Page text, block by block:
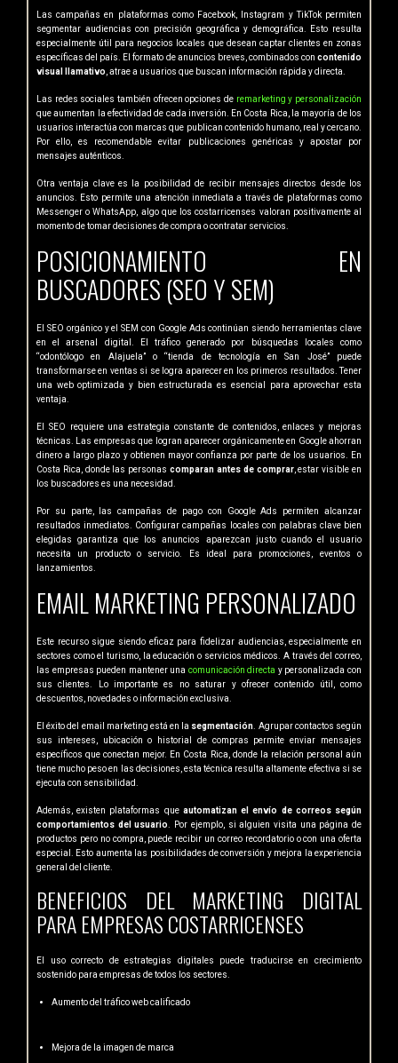
Las campañas en plataformas como Facebook, Instagram y TikTok permiten
segmentar audiencias con precisión geográfica y demográfica. Esto resulta
especialmente útil para negocios locales que desean captar clientes en zonas
específicas del país. El formato de anuncios breves, combinados con contenido
visual llamativo , atrae a usuarios que buscan información rápida y directa.
Las redes sociales también ofrecen opciones de remarketing y personalización
que aumentan la efectividad de cada inversión. En Costa Rica, la mayoría de los
usuarios interactúa con marcas que publican contenido humano, real y cercano.
Por ello, es recomendable evitar publicaciones genéricas y apostar por
mensajes auténticos.
Otra ventaja clave es la posibilidad de recibir mensajes directos desde los
anuncios. Esto permite una atención inmediata a través de plataformas como
Messenger o WhatsApp, algo que los costarricenses valoran positivamente al
momento de tomar decisiones de compra o contratar servicios.
POSICIONAMIENTO EN
BUSCADORES (SEO Y SEM)
El SEO orgánico y el SEM con Google Ads continúan siendo herramientas clave
en el arsenal digital. El tráfico generado por búsquedas locales como
“odontólogo en Alajuela” o “tienda de tecnología en San José” puede
transformarse en ventas si se logra aparecer en los primeros resultados. Tener
una web optimizada y bien estructurada es esencial para aprovechar esta
ventaja.
El SEO requiere una estrategia constante de contenidos, enlaces y mejoras
técnicas. Las empresas que logran aparecer orgánicamente en Google ahorran
dinero a largo plazo y obtienen mayor confianza por parte de los usuarios. En
Costa Rica, donde las personascomparan antes de comprar, estar visible en
los buscadores es una necesidad.
Por su parte, las campañas de pago con Google Ads permiten alcanzar
resultados inmediatos. Configurar campañas locales con palabras clave bien
elegidas garantiza que los anuncios aparezcan justo cuando el usuario
necesita un producto o servicio. Es ideal para promociones, eventos o
lanzamientos.
EMAIL MARKETING PERSONALIZADO
Este recurso sigue siendo eficaz para fidelizar audiencias, especialmente en
sectores como el turismo, la educación o servicios médicos. A través del correo,
las empresas pueden mantener una comunicación directa y personalizada con
sus clientes. Lo importante es no saturar y ofrecer contenido útil, como
descuentos, novedades o información exclusiva.
El éxito del email marketing está en la segmentación . Agrupar contactos según
sus intereses, ubicación o historial de compras permite enviar mensajes
específicos que conectan mejor. En Costa Rica, donde la relación personal aún
tiene mucho peso en las decisiones, esta técnica resulta altamente efectiva si se
ejecuta con sensibilidad.
Además, existen plataformas que automatizan el envío de correos según
comportamientos del usuario
. Por ejemplo, si alguien visita una página de
productos pero no compra, puede recibir un correo recordatorio o con una oferta
especial. Esto aumenta las posibilidades de conversión y mejora la experiencia
general del cliente.
BENEFICIOS DEL MARKETING DIGITAL
PARA EMPRESAS COSTARRICENSES
El uso correcto de estrategias digitales puede traducirse en crecimiento
sostenido para empresas de todos los sectores.
Aumento del tráfico web calificado
Mejora de la imagen de marca